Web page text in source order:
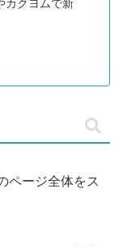
カクヨムで新
ページ全体をス